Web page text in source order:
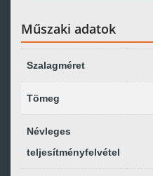
Műszaki adatok
Szalagméret
Tömeg
Névleges
teljesítményfelvétel